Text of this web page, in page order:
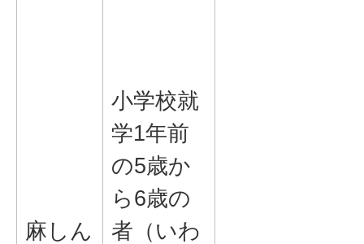
麻しん
小学校就
学1年前
の5歳か
ら6歳の
者（いわ